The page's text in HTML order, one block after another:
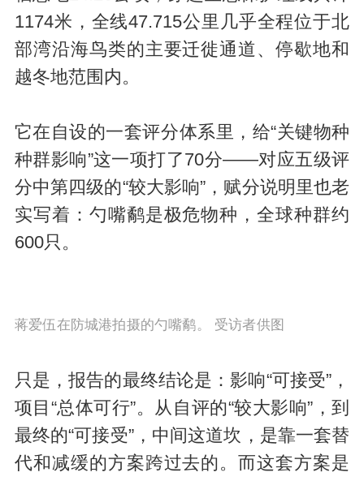
1174米，全线47.715公里几乎全程位于北
部湾沿海鸟类的主要迁徙通道、停歇地和
越冬地范围内。
它在自设的一套评分体系里，给“关键物种
种群影响”这一项打了70分——对应五级评
分中第四级的“较大影响”，赋分说明里也老
实写着：勺嘴鹬是极危物种，全球种群约
600只。
蒋爱伍在防城港拍摄的勺嘴鹬。 受访者供图
只是，报告的最终结论是：影响“可接受”，
项目“总体可行”。从自评的“较大影响”，到
最终的“可接受”，中间这道坎，是靠一套替
代和减缓的方案跨过去的。而这套方案是